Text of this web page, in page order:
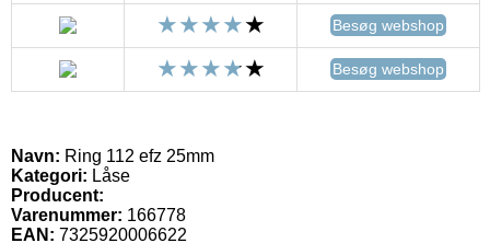
Besøg webshop
Besøg webshop
Navn: Ring 112 efz 25mm
Kategori: Låse
Producent:
Varenummer: 166778
EAN: 7325920006622